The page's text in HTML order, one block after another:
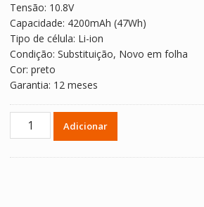
original
era:
€ 50.40.
é:
€ 33.60.
Tensão: 10.8V
Capacidade: 4200mAh (47Wh)
Tipo de célula: Li-ion
Condição: Substituição, Novo em folha
Cor: preto
Garantia: 12 meses
Quantidade
Adicionar